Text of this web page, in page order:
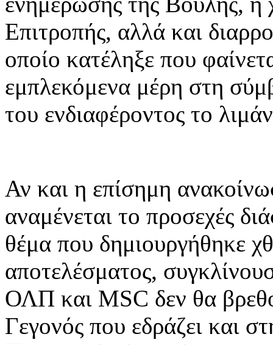
Επιτροπής, αλλά και
οποίο κατέληξε που
εμπλεκόμενα μέρη στη
του ενδιαφέροντος το
Αν και η επίσημη
αναμένεται το προσεχές
θέμα που δημιουργήθηκε
αποτελέσματος,
ΟΛΠ και MSC δεν θα
Γεγονός που εδράζει και